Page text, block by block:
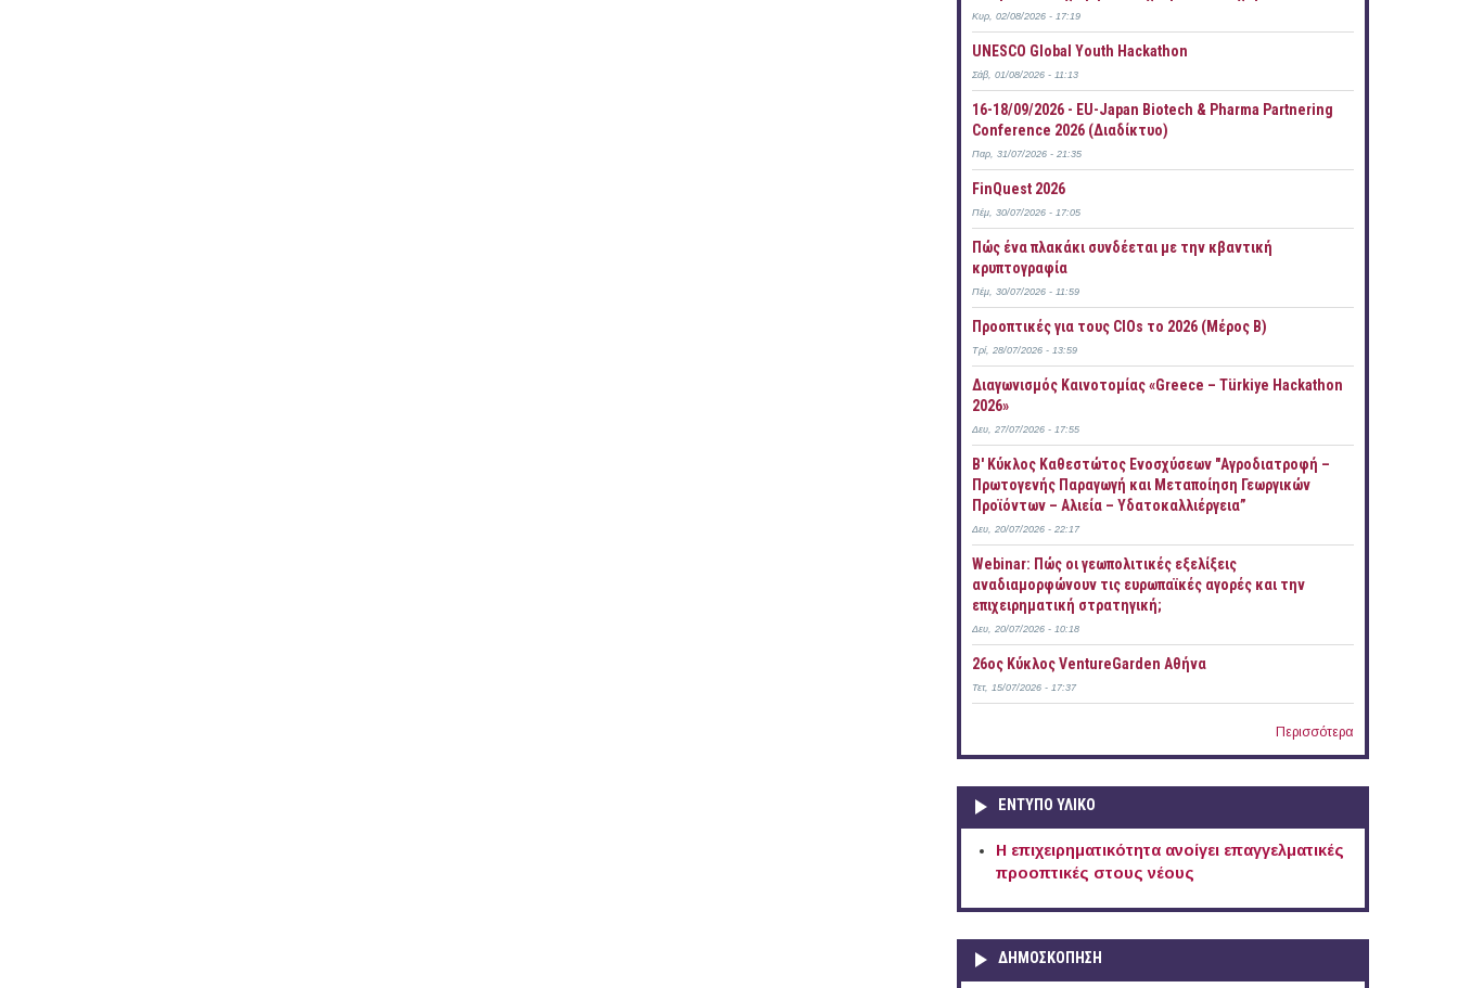
Κυρ, 02/08/2026 - 17:19
UNESCO Global Youth Hackathon
Σάβ, 01/08/2026 - 11:13
16-18/09/2026 - EU-Japan Biotech & Pharma Partnering
Conference 2026 (Διαδίκτυο)
Παρ, 31/07/2026 - 21:35
FinQuest 2026
Πέμ, 30/07/2026 - 17:05
Πώς ένα πλακάκι συνδέεται με την κβαντική
κρυπτογραφία
Πέμ, 30/07/2026 - 11:59
Προοπτικές για τους CIOs το 2026 (Μέρος Β)
Τρί, 28/07/2026 - 13:59
Διαγωνισμός Καινοτομίας «Greece – Türkiye Hackathon
2026»
Δευ, 27/07/2026 - 17:55
B' Κύκλος Καθεστώτος Ενοσχύσεων "Αγροδιατροφή –
Πρωτογενής Παραγωγή και Μεταποίηση Γεωργικών
Προϊόντων – Αλιεία – Υδατοκαλλιέργεια”
Δευ, 20/07/2026 - 22:17
Webinar: Πώς οι γεωπολιτικές εξελίξεις
αναδιαμορφώνουν τις ευρωπαϊκές αγορές και την
επιχειρηματική στρατηγική;
Δευ, 20/07/2026 - 10:18
26ος Κύκλος VentureGarden Αθήνα
Τετ, 15/07/2026 - 17:37
Περισσότερα
ΕΝΤΥΠΟ ΥΛΙΚΟ
Η επιχειρηματικότητα ανοίγει επαγγελματικές
προοπτικές στους νέους
ΔΗΜΟΣΚΟΠΗΣΗ